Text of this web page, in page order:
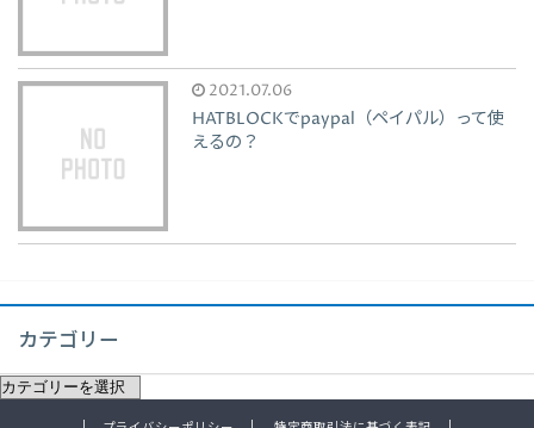
2021.07.06
HATBLOCKでpaypal（ペイパル）って使
えるの？
カテゴリー